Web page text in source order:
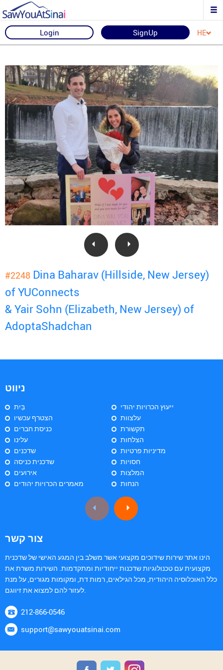
Login SignUp HE
#2248 Dina Baharav (Hillside, New Jersey)
of YUConnects
& Yair Sohn (Elizabeth, New Jersey) of
AdoptaShadchan
ניווט
בַּיִת
הצטרף עכשיו
כניסת חברים
עלינו
שדכנים
שדכנית כניסה
אירועים
מאמרים הכרויות יהודים
ייעוץ הכרויות יהודי
עלצוות
תקשורת
הצלחות
מדיניות פרטיות
חסויות
המלצות
הנחות
צור קשר
הינו אתר שירות שידוכים מקצועי אשר משלב בין המגע האישי של שדכנית
מקצועית עם טכנולוגיות שדכנות ייחודיות ומתקדמות. השירות משרת את
כלל האוכלוסיה היהודית, מכל הגילאים, רמות דת, ומקומות מגורים, על מנת
לעזור להם למצוא את זיווגם.
212-866-0546
support@sawyouatsinai.com